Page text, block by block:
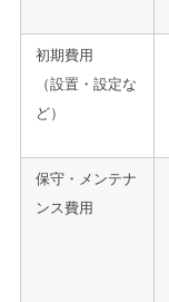
初期費用
（設置・設定な
ど）
保守・メンテナ
ンス費用